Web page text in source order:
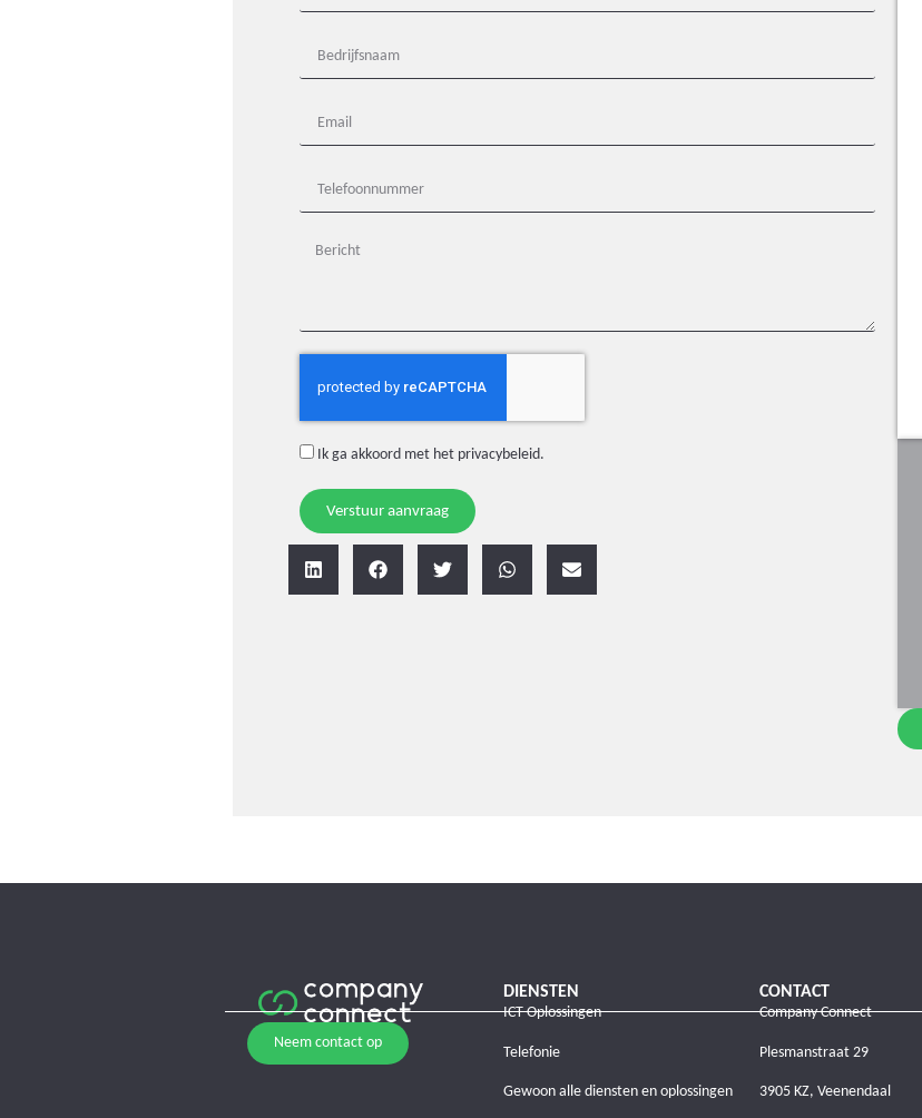
Ik ga akkoord met het privacybeleid.
Verstuur aanvraag
Neem contact op
DIENSTEN
ICT Oplossingen
Telefonie
Gewoon alle diensten en oplossingen
CONTACT
Company Connect
Plesmanstraat 29
3905 KZ, Veenendaal